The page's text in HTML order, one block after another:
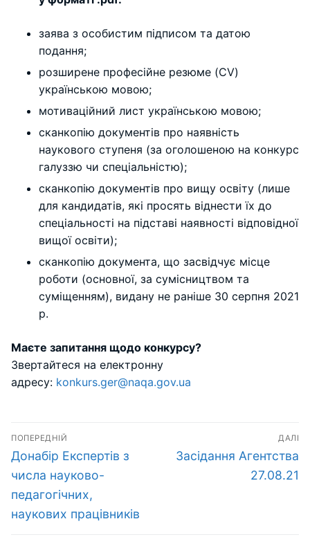
заява з особистим підписом та датою
подання;
розширене професійне резюме (CV)
українською мовою;
мотиваційний лист українською мовою;
сканкопію документів про наявність
наукового ступеня (за оголошеною на конкурс
галуззю чи спеціальністю);
сканкопію документів про вищу освіту (лише
для кандидатів, які просять віднести їх до
спеціальності на підставі наявності відповідної
вищої освіти);
сканкопію документа, що засвідчує місце
роботи (основної, за сумісництвом та
суміщенням), видану не раніше 30 серпня 2021
р.
Маєте запитання щодо конкурсу?
Звертайтеся на електронну
адресу: konkurs.ger@naqa.gov.ua
Навігація
записів
ПОПЕРЕДНІЙ
Попередній
запис:
Донабір Експертів з
числа науково-
педагогічних,
наукових працівників
ДАЛІ
Наступний
Засідання Агентства
27.08.21